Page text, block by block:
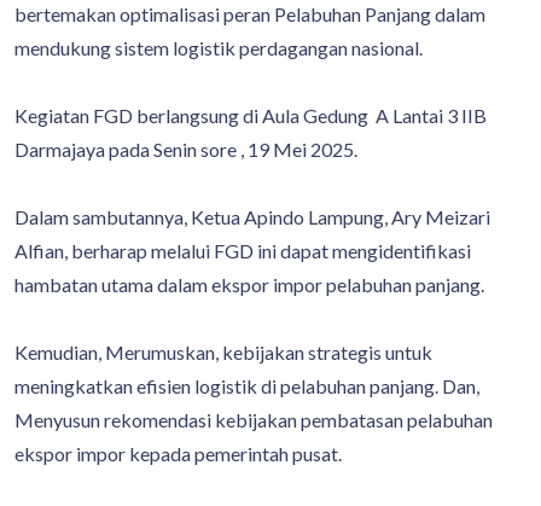
bertemakan optimalisasi peran Pelabuhan Panjang dalam
mendukung sistem logistik perdagangan nasional.
Kegiatan FGD berlangsung di Aula Gedung A Lantai 3 IIB
Darmajaya pada Senin sore , 19 Mei 2025.
Dalam sambutannya, Ketua Apindo Lampung, Ary Meizari
Alfian, berharap melalui FGD ini dapat mengidentifikasi
hambatan utama dalam ekspor impor pelabuhan panjang.
Kemudian, Merumuskan, kebijakan strategis untuk
meningkatkan efisien logistik di pelabuhan panjang. Dan,
Menyusun rekomendasi kebijakan pembatasan pelabuhan
ekspor impor kepada pemerintah pusat.